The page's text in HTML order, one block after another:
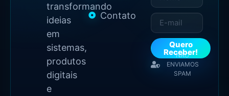
transformando
ideias
em
sistemas,
produtos
digitais
e
Contato
Quero
Receber!
NÃO
ENVIAMOS
SPAM